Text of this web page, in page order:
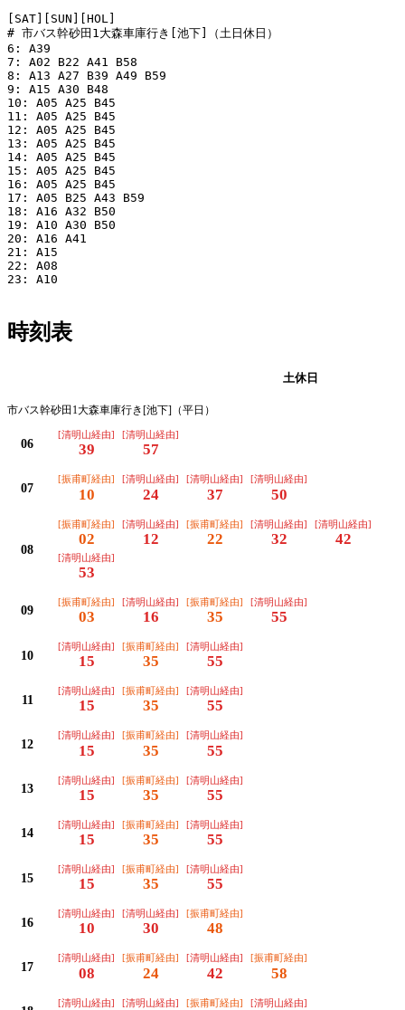
[SAT][SUN][HOL]
# 市バス幹砂田1大森車庫行き[池下]（土日休日）
6: A39
7: A02 B22 A41 B58
8: A13 A27 B39 A49 B59
9: A15 A30 B48
10: A05 A25 B45
11: A05 A25 B45
12: A05 A25 B45
13: A05 A25 B45
14: A05 A25 B45
15: A05 A25 B45
16: A05 A25 B45
17: A05 B25 A43 B59
18: A16 A32 B50
19: A10 A30 B50
20: A16 A41
21: A15
22: A08
23: A10
時刻表
土休日
市バス幹砂田1大森車庫行き[池下]（平日）
06
[清明山経由]
39
[清明山経由]
57
07
[振甫町経由]
10
[清明山経由]
24
[清明山経由]
37
[清明山経由]
50
08
[振甫町経由]
02
[清明山経由]
12
[振甫町経由]
22
[清明山経由]
32
[清明山経由]
42
[清明山経由]
53
09
[振甫町経由]
03
[清明山経由]
16
[振甫町経由]
35
[清明山経由]
55
10
[清明山経由]
15
[振甫町経由]
35
[清明山経由]
55
11
[清明山経由]
15
[振甫町経由]
35
[清明山経由]
55
12
[清明山経由]
15
[振甫町経由]
35
[清明山経由]
55
13
[清明山経由]
15
[振甫町経由]
35
[清明山経由]
55
14
[清明山経由]
15
[振甫町経由]
35
[清明山経由]
55
15
[清明山経由]
15
[振甫町経由]
35
[清明山経由]
55
16
[清明山経由]
10
[清明山経由]
30
[振甫町経由]
48
17
[清明山経由]
08
[振甫町経由]
24
[清明山経由]
42
[振甫町経由]
58
[清明山経由] [清明山経由] [振甫町経由] [清明山経由]